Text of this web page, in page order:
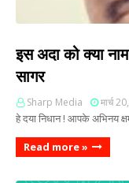
इस अदा को क्या
सागर
Sharp Media मार्च
हे दया निधान ! आपके अभिनय
Read more »